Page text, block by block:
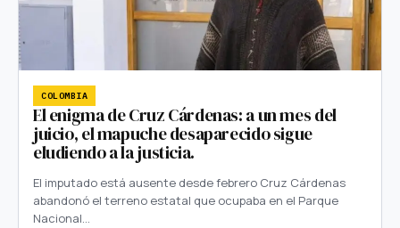
COLOMBIA
El enigma de Cruz Cárdenas: a un mes del
juicio, el mapuche desaparecido sigue
eludiendo a la justicia.
El imputado está ausente desde febrero Cruz Cárdenas
abandonó el terreno estatal que ocupaba en el Parque
Nacional…